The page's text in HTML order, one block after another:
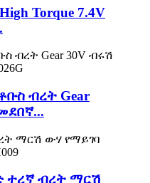
Torque 7.4V
ብረት Gear
ተረኛ ብረት ማርሽ